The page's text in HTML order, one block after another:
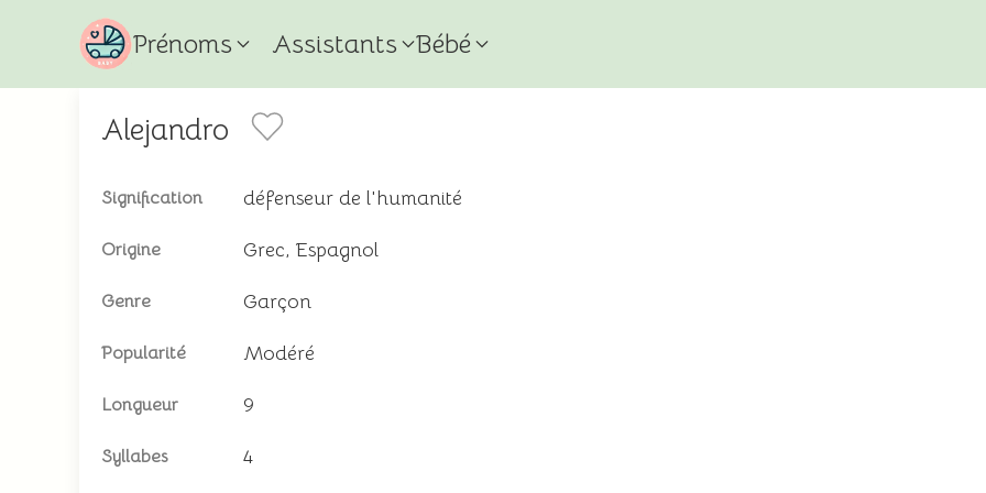
Prénoms Assistants Bébé
Alejandro
Signification défenseur de l'humanité
Origine Grec, Espagnol
Genre Garçon
Popularité Modéré
Longueur 9
Syllabes 4